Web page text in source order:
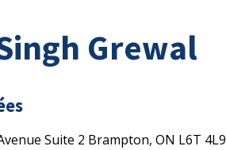
Grewal
Suite 2 Brampton, ON L6T 4L9